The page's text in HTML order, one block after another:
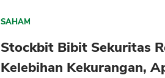
SAHAM
Stockbit Bibit Sekuritas
Kelebihan Kekurangan,